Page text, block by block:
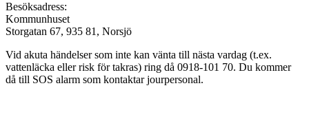
Besöksadress:
Kommunhuset
Storgatan 67, 935 81, Norsjö
Vid akuta händelser som inte kan vänta till nästa vardag (t.ex.
vattenläcka ellerrisk för takras) ring då 0918-101 70. Du kommer
då till SOS alarm som kontaktar jourpersonal.